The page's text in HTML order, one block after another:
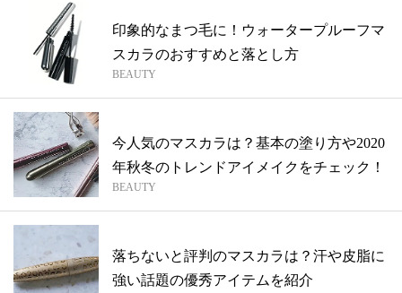
印象的なまつ毛に！ウォータープルーフマ
スカラのおすすめと落とし方
BEAUTY
今人気のマスカラは？基本の塗り方や2020
年秋冬のトレンドアイメイクをチェック！
BEAUTY
落ちないと評判のマスカラは？汗や皮脂に
強い話題の優秀アイテムを紹介